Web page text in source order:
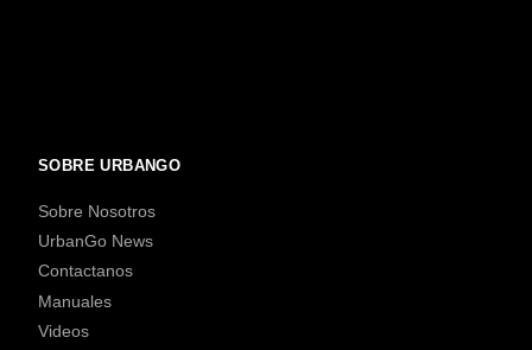
SOBRE URBANGO
Sobre Nosotros
UrbanGo News
Contactanos
Manuales
Videos